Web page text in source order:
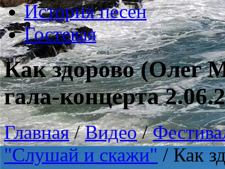
История песен
Гостевая
Как здорово (Олег
гала-концерта
Главная/Видео/
"Слушай и скажи" / Как